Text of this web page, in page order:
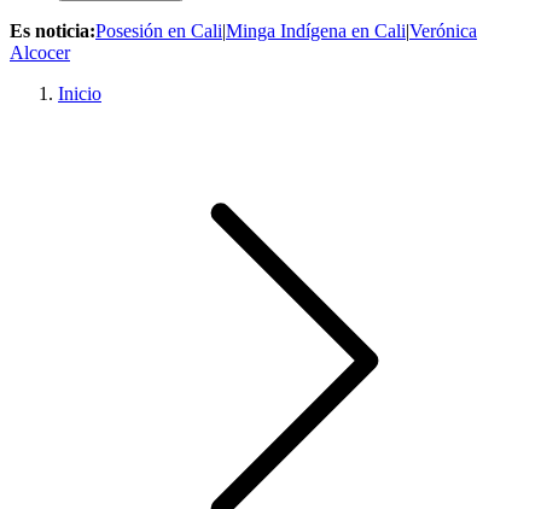
Es noticia:Posesión en Cali|Minga Indígena en Cali|Verónica
Alcocer
Inicio